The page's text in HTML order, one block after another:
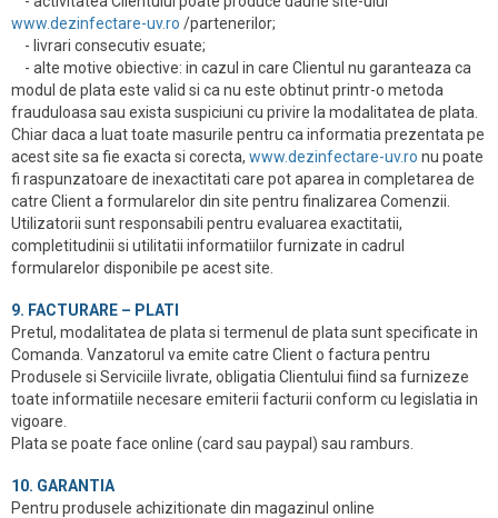
www.dezinfectare-uv.ro /partenerilor;
- livrari consecutiv esuate;
- alte motive obiective: in cazul in care Clientul nu garanteaza ca
modul de plata este valid si ca nu este obtinut printr-o metoda
frauduloasa sau exista suspiciuni cu privire la modalitatea de plata.
Chiar daca a luat toate masurile pentru ca informatia prezentata pe
acest site sa fie exacta si corecta, www.dezinfectare-uv.ro nu poate
fi raspunzatoare de inexactitati care pot aparea in completarea de
catre Client a formularelor din site pentru finalizarea Comenzii.
Utilizatorii sunt responsabili pentru evaluarea exactitatii,
completitudinii si utilitatii informatiilor furnizate in cadrul
formularelor disponibile pe acest site.
9. FACTURARE – PLATI
Pretul, modalitatea de plata si termenul de plata sunt specificate in
Comanda. Vanzatorul va emite catre Client o factura pentru
Produsele si Serviciile livrate, obligatia Clientului fiind sa furnizeze
toate informatiile necesare emiterii facturii conform cu legislatia in
vigoare.
Plata se poate face online (card sau paypal) sau ramburs.
10. GARANTIA
Pentru produsele achizitionate din magazinul online